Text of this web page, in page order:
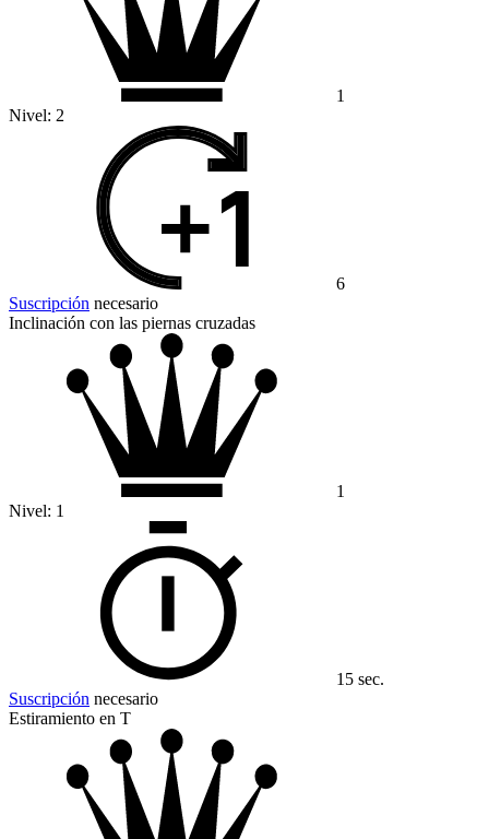
1
Nivel: 2
6
Suscripción necesario
Inclinación con las piernas cruzadas
1
Nivel: 1
15 sec.
Suscripción necesario
Estiramiento en T